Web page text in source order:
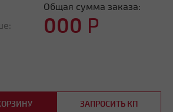
Общая сумма заказа:
000 Р
ЗАПРОСИТЬ КП